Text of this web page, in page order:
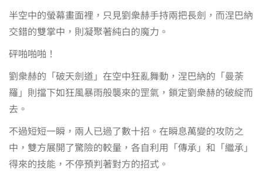
半空中的螢幕畫面裡，只見劉衆赫手持兩把長劍，而涅巴納
交錯的雙掌中，則凝聚著純白的魔力。
砰啪啪啪！
劉衆赫的「破天劍道」在空中狂亂舞動，涅巴納的「曼荼
羅」則擋下如狂風暴雨般襲來的罡氣，鎖定劉衆赫的破綻而
去。
不過短短一瞬，兩人已過了數十招。在瞬息萬變的攻防之
中，雙方展開了驚險的較量，各自利用「傳承」和「繼承」
得來的技能，不停預判著對方的招式。